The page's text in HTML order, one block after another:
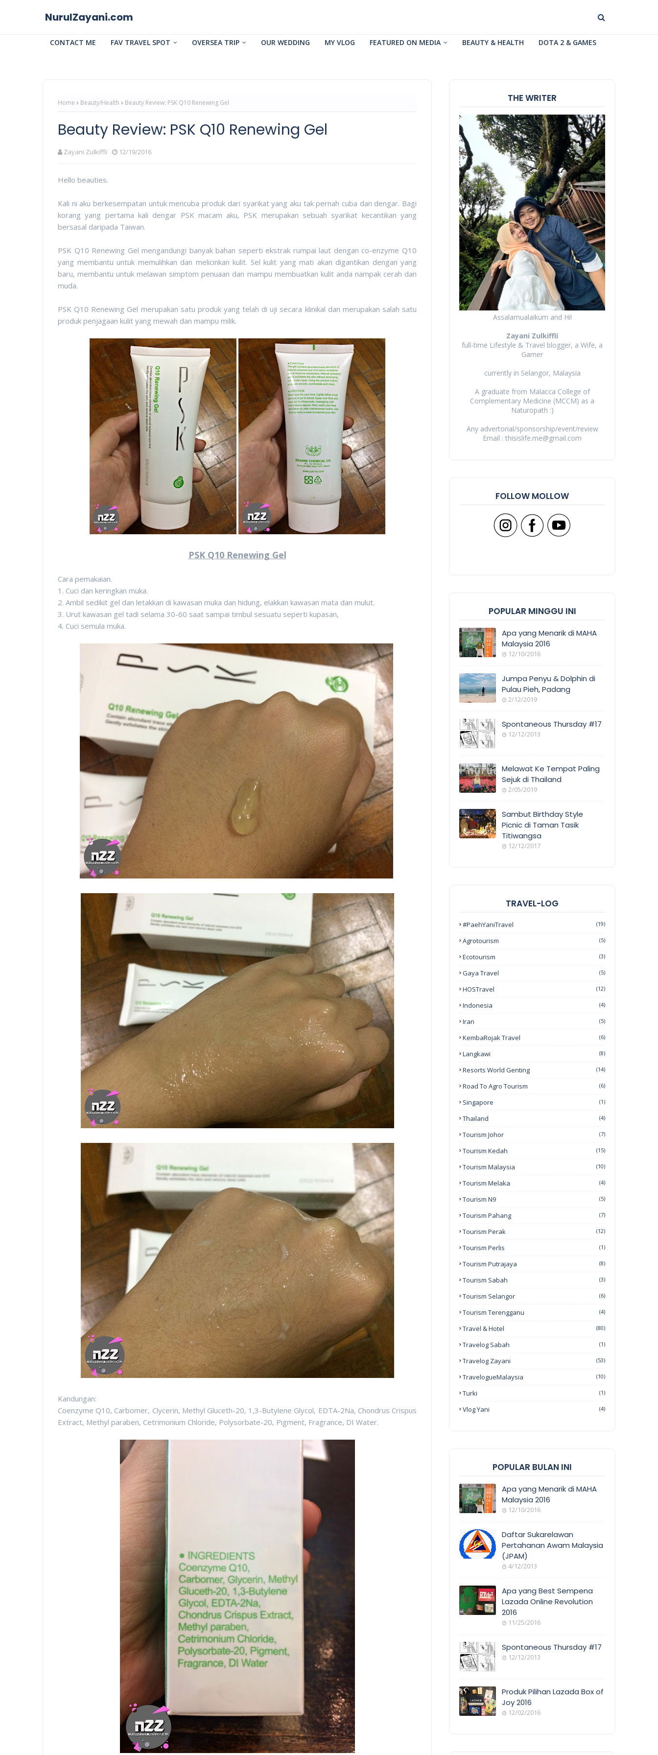
NurulZayani.com
CONTACT ME FAV TRAVEL SPOT OVERSEA TRIP OUR WEDDING MY VLOG FEATURED ON MEDIA BEAUTY & HEALTH DOTA 2 & GAMES
Home Beauty/Health Beauty Review: PSK Q10 Renewing Gel
Beauty Review: PSK Q10 Renewing Gel
Zayani Zulkiffli 12/19/2016
Hello beauties.
Kali ni aku berkesempatan untuk mencuba produk dari syarikat yang aku tak pernah cuba dan dengar. Bagi
korang yang pertama kali dengar PSK macam aku, PSK merupakan sebuah syarikat kecantikan yang
bersasal daripada Taiwan.
PSK Q10 Renewing Gel mengandungi banyak bahan seperti ekstrak rumpai laut dengan co-enzyme Q10
yang membantu untuk memulihkan dan melicinkan kulit. Sel kulit yang mati akan digantikan dengan yang
baru, membantu untuk melawan simptom penuaan dan mampu membuatkan kulit anda nampak cerah dan
muda.
PSK Q10 Renewing Gel merupakan satu produk yang telah di uji secara klinikal dan merupakan salah satu
produk penjagaan kulit yang mewah dan mampu milik.
PSK Q10 Renewing Gel
Cara pemakaian.
1. Cuci dan keringkan muka.
2. Ambil sedikit gel dan letakkan di kawasan muka dan hidung, elakkan kawasan mata dan mulut.
3. Urut kawasan gel tadi selama 30-60 saat sampai timbul sesuatu seperti kupasan,
4. Cuci semula muka.
Kandungan:
Coenzyme Q10, Carbomer, Clycerin, Methyl Gluceth-20, 1,3-Butylene Glycol, EDTA-2Na, Chondrus Crispus
Extract, Methyl paraben, Cetrimonium Chloride, Polysorbate-20, Pigment, Fragrance, DI Water.
THE WRITER
Assalamualaikum and Hi!
Zayani Zulkiffli
full-time Lifestyle & Travel blogger, a Wife, a
Gamer
currently in Selangor, Malaysia
A graduate from Malacca College of
Complementary Medicine (MCCM) as a
Naturopath :)
Any advertorial/sponsorship/event/review
Email : thisislife.me@gmail.com
FOLLOW MOLLOW
POPULAR MINGGU INI
Apa yang Menarik di MAHA
Malaysia 2016
12/10/2016
Jumpa Penyu & Dolphin di
Pulau Pieh, Padang
2/12/2019
Spontaneous Thursday #17
12/12/2013
Melawat Ke Tempat Paling
Sejuk di Thailand
2/05/2019
Sambut Birthday Style
Picnic di Taman Tasik
Titiwangsa
12/12/2017
TRAVEL-LOG
#PaehYaniTravel (19)
Agrotourism (5)
Ecotourism (3)
Gaya Travel (5)
HOSTravel (12)
Indonesia (4)
Iran (5)
KembaRojak Travel (6)
Langkawi (8)
Resorts World Genting (14)
Road To Agro Tourism (6)
Singapore (1)
Thailand (4)
Tourism Johor (7)
Tourism Kedah (15)
Tourism Malaysia (10)
Tourism Melaka (4)
Tourism N9 (5)
Tourism Pahang (7)
Tourism Perak (12)
Tourism Perlis (1)
Tourism Putrajaya (8)
Tourism Sabah (3)
Tourism Selangor (6)
Tourism Terengganu (4)
Travel & Hotel (80)
Travelog Sabah (1)
Travelog Zayani (53)
TravelogueMalaysia (10)
Turki (1)
Vlog Yani (4)
POPULAR BULAN INI
COVERAGE
Apa yang Menarik di MAHA
Malaysia 2016
12/10/2016
Daftar Sukarelawan
Pertahanan Awam Malaysia
(JPAM)
4/12/2013
Apa yang Best Sempena
Lazada Online Revolution
2016
11/25/2016
E
Spontaneous Thursday #17
12/12/2013
Produk Pilihan Lazada Box of
Joy 2016
12/02/2016